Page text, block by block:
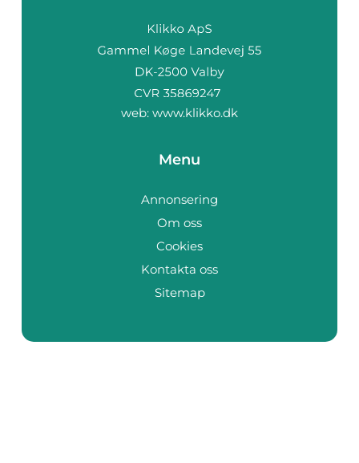
web: www.klikko.dk
Menu
Annonsering
Om oss
Cookies
Kontakta oss
Sitemap